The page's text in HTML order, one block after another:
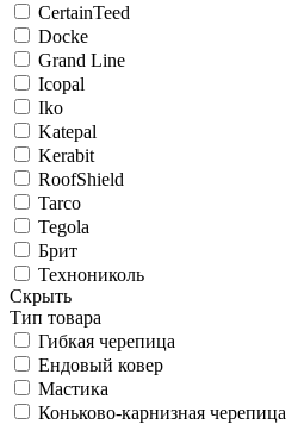
CertainTeed
Docke
Grand Line
Icopal
Iko
Katepal
Kerabit
RoofShield
Tarco
Tegola
Брит
Технониколь
Скрыть
Тип товара
Гибкая черепица
Ендовый ковер
Мастика
Коньково-карнизная черепица